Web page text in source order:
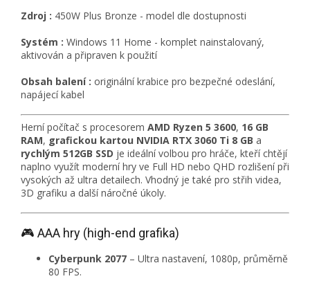
Zdroj : 450W Plus Bronze - model dle dostupnosti
Systém : Windows 11 Home - komplet nainstalovaný,
aktivován a připraven k použití
Obsah balení : originální krabice pro bezpečné odeslání,
napájecí kabel
Herní počítač s procesorem AMD Ryzen 5 3600, 16 GB
RAM, grafickou kartou NVIDIA RTX 3060 Ti 8 GB a
rychlým 512GB SSD je ideální volbou pro hráče, kteří chtějí
naplno využít moderní hry ve Full HD nebo QHD rozlišení při
vysokých až ultra detailech. Vhodný je také pro střih videa,
3D grafiku a další náročné úkoly.
🎮 AAA hry (high-end grafika)
Cyberpunk 2077 – Ultra nastavení, 1080p, průměrně
80 FPS.